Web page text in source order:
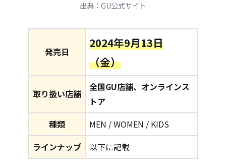
出典：GU公式サイト
発売日
2024年9月13日
（金）
取り扱い店舗
全国GU店舗、オンラインス
トア
種類
MEN / WOMEN / KIDS
ラインナップ
以下に記載